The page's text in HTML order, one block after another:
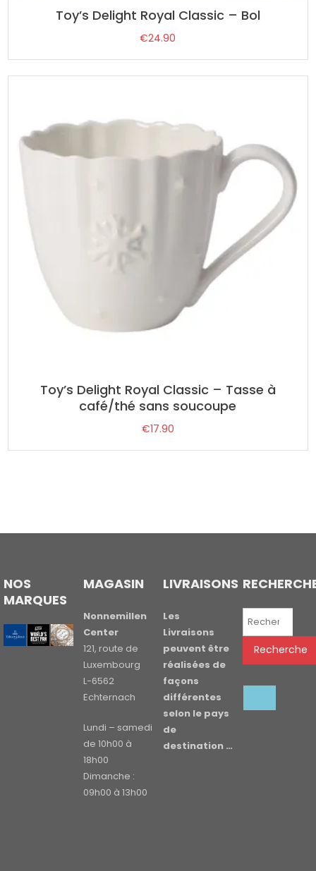
Toy’s Delight Royal Classic – Bol
€24.90
Toy’s Delight Royal Classic – Tasse à
café/thé sans soucoupe
€17.90
NOS
MARQUES
MAGASIN
Nonnemillen
Center
121, route de
Luxembourg
L-6562
Echternach
Lundi – samedi
de 10h00 à
18h00
Dimanche :
09h00 à 13h00
LIVRAISONS
Les
Livraisons
peuvent être
réalisées de
façons
différentes
selon le pays
de
destination …
Recherche